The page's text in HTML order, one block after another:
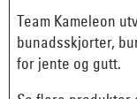
Team Kameleon
bunadsskjorter,
for jente og gutt.